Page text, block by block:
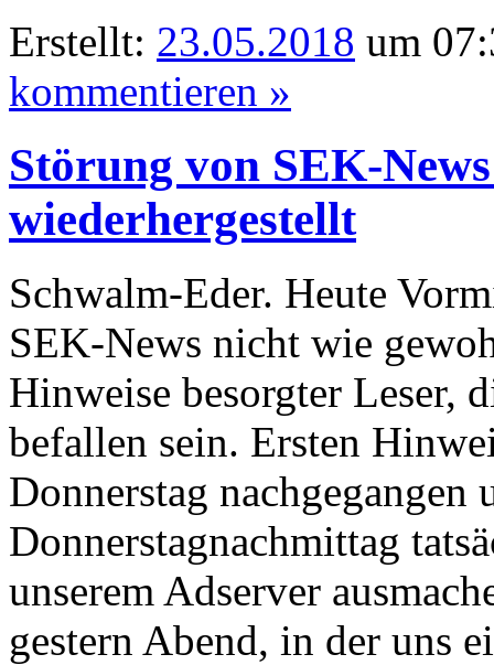
Erstellt: 23.05.2018 um
kommentieren »
Störung von SEK-
wiederhergestellt
Schwalm-Eder. Heute
SEK-News nicht wie
Hinweise besorgter Leser,
befallen sein. Ersten
Donnerstag nachgegangen
Donnerstagnachmittag
unserem Adserver
gestern Abend, in der uns